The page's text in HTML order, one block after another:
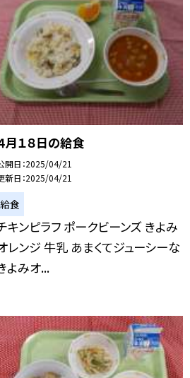
月１８日の給食
開日 2025/04/21
新日 2025/04/21
給食
キンピラフ ポークビーンズ きよみ
レンジ 牛乳 あまくてジューシーな
よみオ...